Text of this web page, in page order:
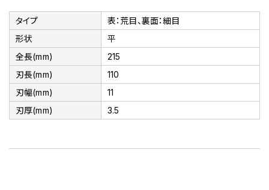
タイプ
表：荒目、裏面：細目
形状
平
全長(mm)
215
刃長(mm)
110
刃幅(mm)
11
刃厚(mm)
3.5